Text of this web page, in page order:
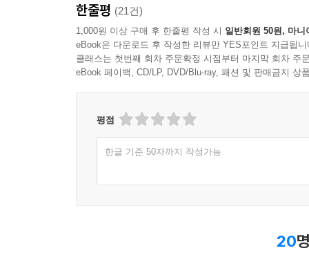
라는 책 때문입니다. 나비효과: 중국 베이징에 있
상학자 에드워드 로렌츠가 1961년 발표했습니다.
--- p.314
한줄평 (21건)
1,000원 이상 구매 후 한줄평 작성 시 일반회원 50원, 마니
eBook은 다운로드 후 작성한 리뷰만 YES포인트 지급됩니
클래스는 첫번째 회차 주문확정 시점부터 마지막 회차 주
eBook 페이백, CD/LP, DVD/Blu-ray, 패션 및 판매금지 상
평점
한글 기준 50자까지 작성가능
20